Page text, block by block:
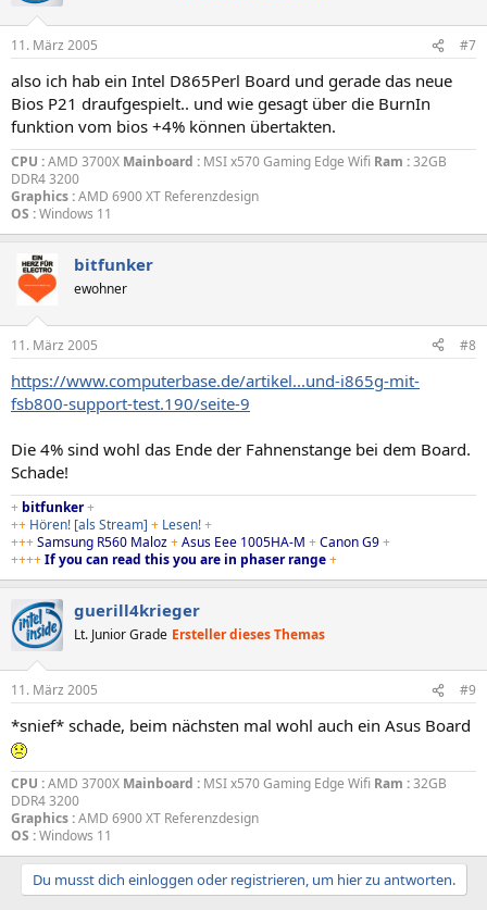
11. März 2005 #7
also ich hab ein Intel D865Perl Board und gerade das neue
Bios P21 draufgespielt.. und wie gesagt über die BurnIn
funktion vom bios +4% können übertakten.
CPU :AMD 3700X Mainboard : MSI x570 Gaming Edge Wifi Ram :32GB
DDR4 3200
Graphics :AMD 6900 XT Referenzdesign
OS :Windows 11
bitfunker
ewohner
11. März 2005 #8
https://www.computerbase.de/artikel...und-i865g-mit-
fsb800-support-test.190/seite-9
Die 4% sind wohl das Ende der Fahnenstange bei dem Board.
Schade!
+ bitfunker+
++ Hören! [als Stream] + Lesen!+
+++Samsung R560 Maloz+Asus Eee 1005HA-M +Canon G9+
++++If you can read this you are in phaser range+
guerill4krieger
Lt. Junior Grade Ersteller dieses Themas
11. März 2005 #9
*snief* schade, beim nächsten mal wohl auch ein Asus Board
CPU :AMD 3700X Mainboard : MSI x570 Gaming Edge Wifi Ram :32GB
DDR4 3200
Graphics :AMD 6900 XT Referenzdesign
OS :Windows 11
Du musst dich einloggen oder registrieren, um hier zu antworten.